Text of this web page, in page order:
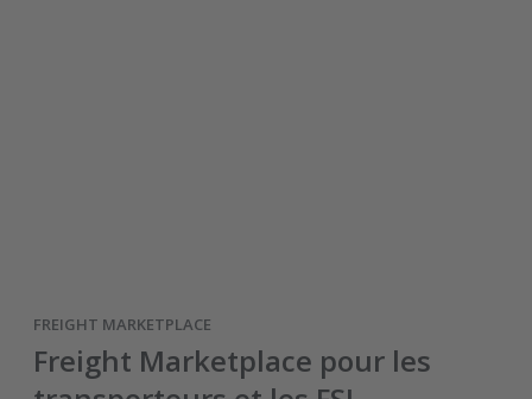
FREIGHT MARKETPLACE
Freight Marketplace pour les